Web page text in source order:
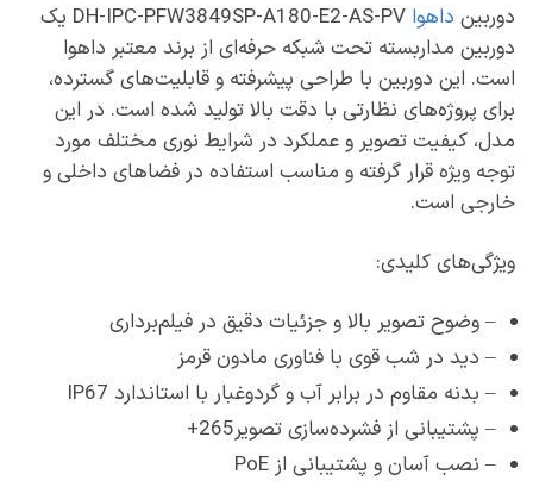
دوربین داهوا
DH-IPC-PFW3849SP-A180-E2-AS-PV یک
دوربین مداربسته تحت شبکه حرفه‌ای از برند معتبر داهوا
است. این دوربین با طراحی پیشرفته و قابلیت‌های گسترده،
برای پروژه‌های نظارتی با دقت بالا تولید شده است. در این
مدل، کیفیت تصویر و عملکرد در شرایط نوری مختلف مورد
توجه ویژه قرار گرفته و مناسب استفاده در فضاهای داخلی و
خارجی است.
ویژگی‌های کلیدی:
– وضوح تصویر بالا و جزئیات دقیق در فیلم‌برداری
– دید در شب قوی با فناوری مادون قرمز
– بدنه مقاوم در برابر آب و گردوغبار با استاندارد IP67
– پشتیبانی از فشرده‌سازی تصویر265+
– نصب آسان و پشتیبانی از PoE